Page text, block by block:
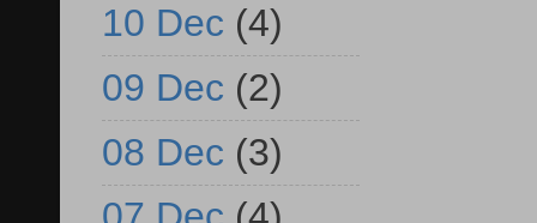
10 Dec (4)
09 Dec (2)
08 Dec (3)